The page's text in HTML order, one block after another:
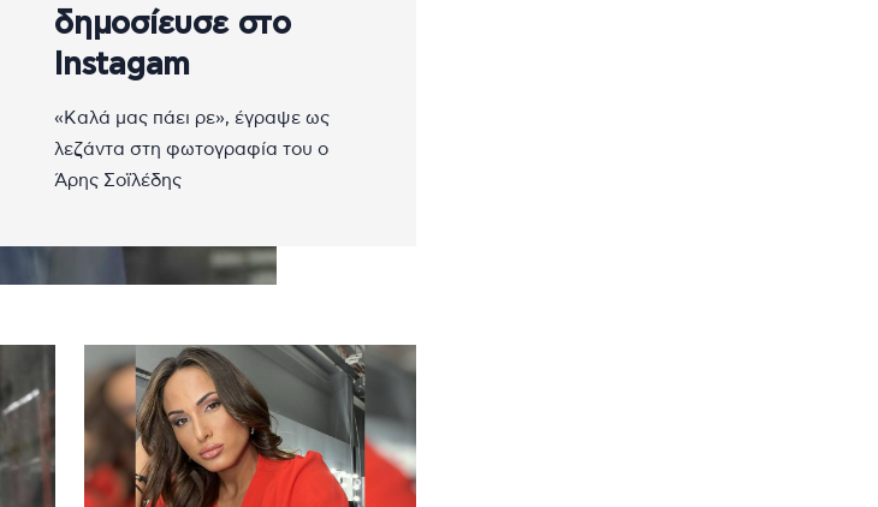
δημοσίευσε στο
Instagam
«Καλά μας πάει ρε», έγραψε ως
λεζάντα στη φωτογραφία του ο
Άρης Σοϊλέδης